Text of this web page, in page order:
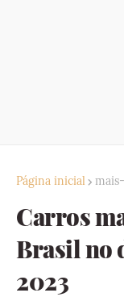
Página inicial
Carros
Brasil no
2023